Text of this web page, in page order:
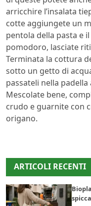
arricchire l’insalata
cotte aggiungete un
pentola della pasta e
pomodoro, lasciate
Terminata la cottura
sotto un getto di
passateli nella
Mescolate bene,
crudo e guarnite con
origano.
ARTICOLI RECENTI